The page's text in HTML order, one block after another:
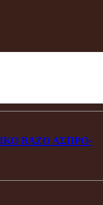
ΒΑΖΟ ΑΣΠΡΟ-